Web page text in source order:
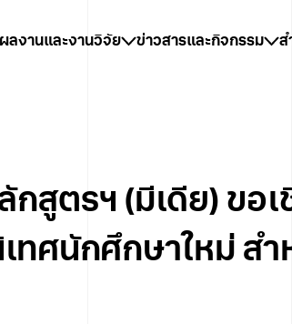
ผลงานและงานวิจัย ข่าวสารและกิจกรรม ส
กสูตรฯ (มีเดีย) ขอ
ทศนักศึกษาใหม่ สำ